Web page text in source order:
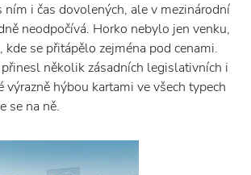
ním i čas dovolených, ale v mezinárodní
neodpočívá. Horko nebylo jen venku,
kde se přitápělo zejména pod cenami.
přinesl několik zásadních legislativních i
výrazně hýbou kartami ve všech typech
se na ně.